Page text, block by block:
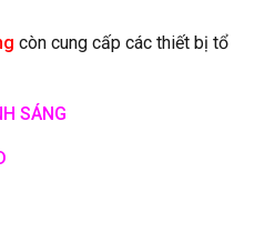
còn cung cấp các thiết bị tổ
SÁNG